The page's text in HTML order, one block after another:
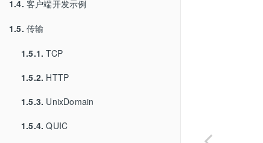
1.4. 客户端开发示例
1.5. 传输
1.5.1. TCP
1.5.2. HTTP
1.5.3. UnixDomain
1.5.4. QUIC